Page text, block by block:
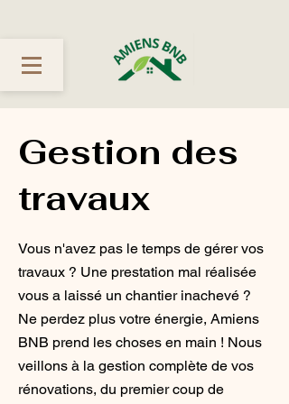
Gestion des
travaux
Vous n'avez pas le temps de gérer vos
travaux ? Une prestation mal réalisée
vous a laissé un chantier inachevé ?
Ne perdez plus votre énergie, Amiens
BNB prend les choses en main ! Nous
veillons à la gestion complète de vos
rénovations, du premier coup de